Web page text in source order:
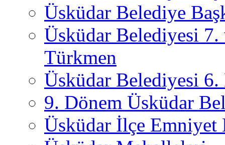
Üsküdar Belediye
Üsküdar Belediyesi
Türkmen
Üsküdar Belediyesi 6.
9. Dönem Üsküdar
Üsküdar İlçe